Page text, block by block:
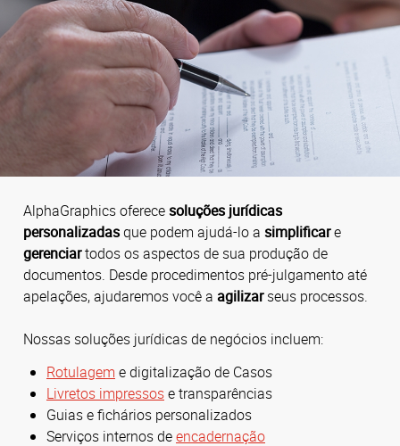
AlphaGraphics oferecesoluções jurídicas
personalizadasque podem ajudá-lo a simplificare
gerenciartodos os aspectos de sua produção de
documentos. Desde procedimentos pré-julgamento até
apelações, ajudaremos você a agilizarseus processos.
Nossas soluções jurídicas de negócios incluem:
Rotulagem e digitalização de Casos
Livretos impressose transparências
Guias e fichários personalizados
Serviços internos deencadernação